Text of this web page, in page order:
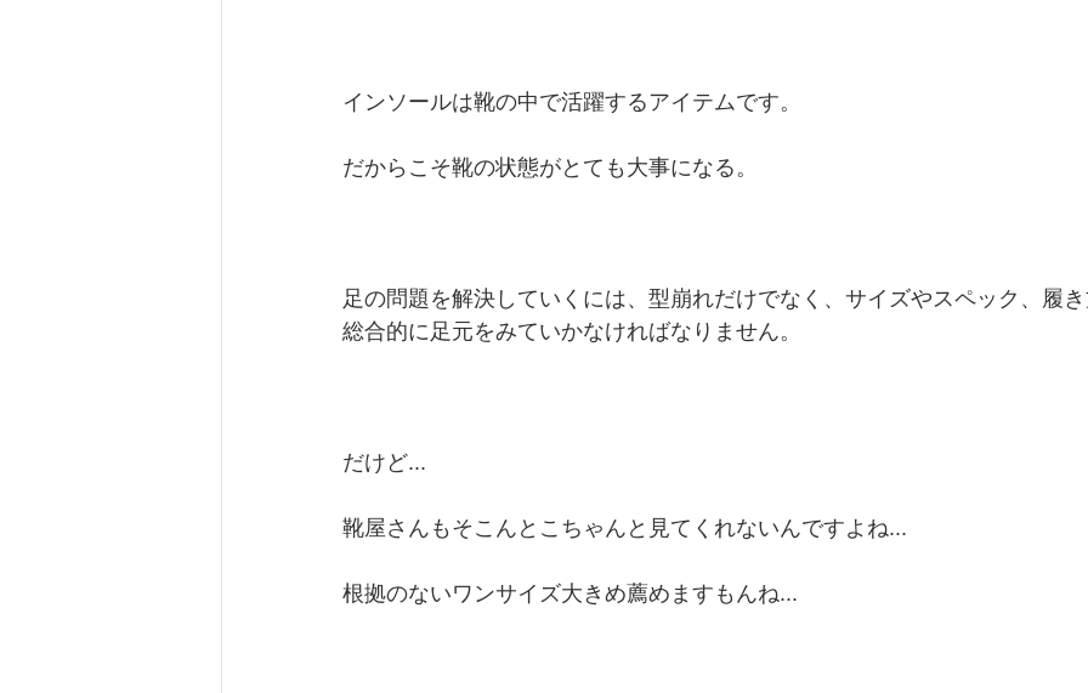
インソールは靴の中で活躍するアイテムです。
だからこそ靴の状態がとても大事になる。
足の問題を解決していくには、型崩れだけでなく、サイズやスペック、履
総合的に足元をみていかなければなりません。
だけど...
靴屋さんもそこんとこちゃんと見てくれないんですよね...
根拠のないワンサイズ大きめ薦めますもんね...